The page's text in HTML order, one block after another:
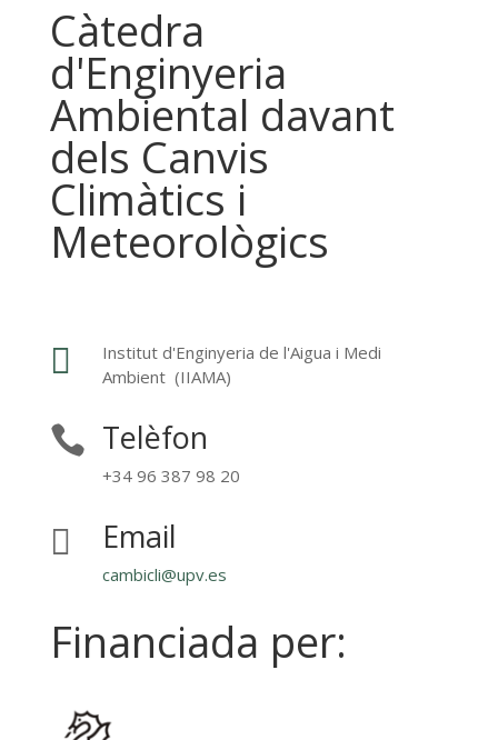
Càtedra
d'Enginyeria
Ambiental davant
dels Canvis
Climàtics i
Meteorològics

Institut d'Enginyeria de l'Aigua i Medi
Ambient (IIAMA)
 Telèfon
+34 96 387 98 20
 Email
cambicli@upv.es
Financiada per: